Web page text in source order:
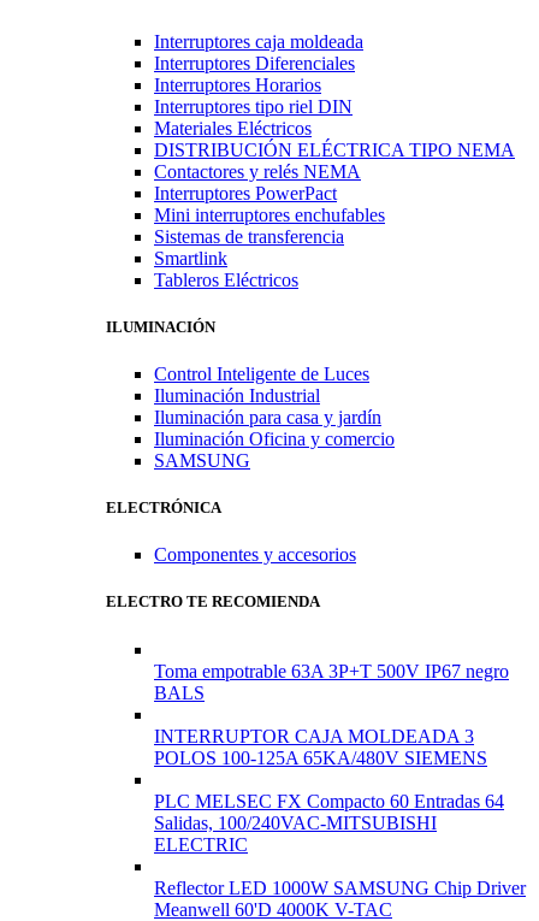
Interruptores caja moldeada
Interruptores Diferenciales
Interruptores Horarios
Interruptores tipo riel DIN
Materiales Eléctricos
DISTRIBUCIÓN ELÉCTRICA TIPO NEMA
Contactores y relés NEMA
Interruptores PowerPact
Mini interruptores enchufables
Sistemas de transferencia
Smartlink
Tableros Eléctricos
ILUMINACIÓN
Control Inteligente de Luces
Iluminación Industrial
Iluminación para casa y jardín
Iluminación Oficina y comercio
SAMSUNG
ELECTRÓNICA
Componentes y accesorios
ELECTRO TE RECOMIENDA
Toma empotrable 63A 3P+T 500V IP67 negro
BALS
INTERRUPTOR CAJA MOLDEADA 3
POLOS 100-125A 65KA/480V SIEMENS
PLC MELSEC FX Compacto 60 Entradas 64
Salidas, 100/240VAC-MITSUBISHI
ELECTRIC
Reflector LED 1000W SAMSUNG Chip Driver
Meanwell 60'D 4000K V-TAC